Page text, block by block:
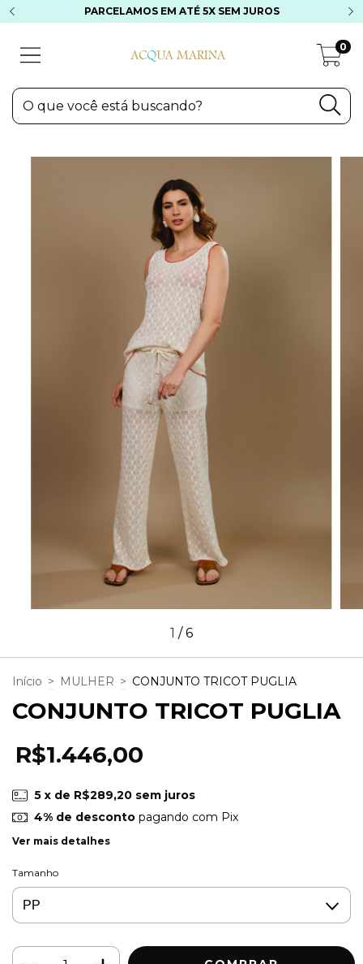
PARCELAMOS EM ATÉ 5X SEM JUROS
0
1 /6
Início > MULHER > CONJUNTO TRICOT PUGLIA
CONJUNTO TRICOT PUGLIA
R$1.446,00
5 x de R$289,20 sem juros
4% de descontopagando com Pix
Ver mais detalhes
Tamanho